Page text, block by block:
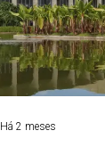
Há 2 meses